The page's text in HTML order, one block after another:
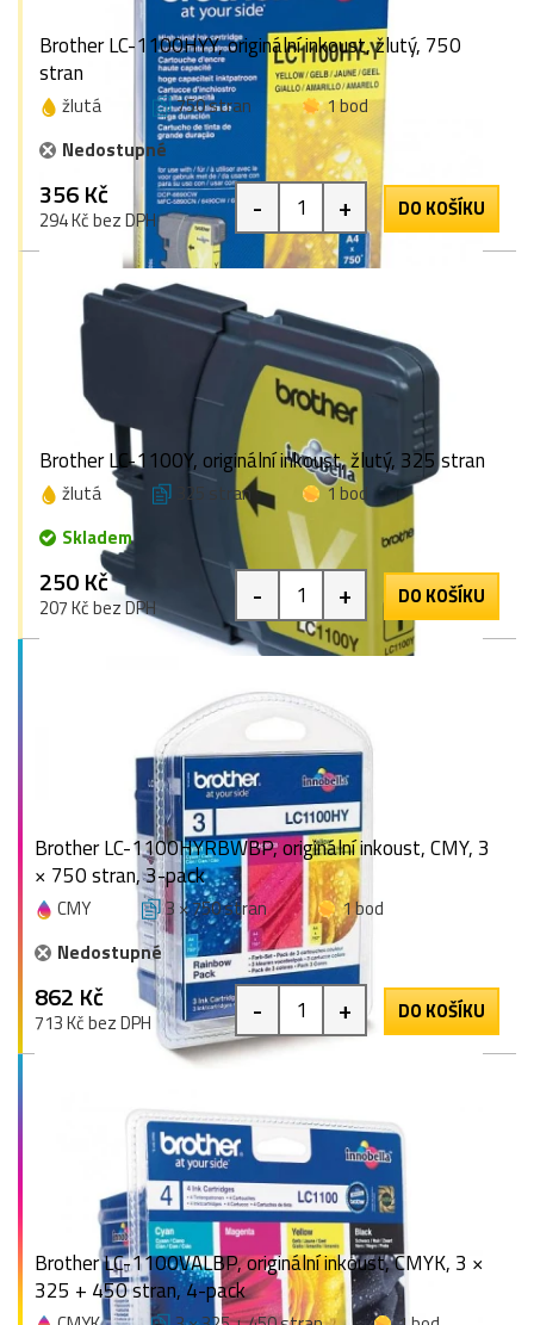
Brother LC-1100HYY, originální inkoust, žlutý, 750
stran
žlutá 750 stran
1 bod
Nedostupné
356 Kč
294 Kč bez DPH - + DO KOŠÍKU
Brother LC-1100Y, originální inkoust, žlutý, 325 stran
žlutá 325 stran
1 bod
Skladem
250 Kč
207 Kč bez DPH - + DO KOŠÍKU
Brother LC-1100HYRBWBP, originální inkoust, CMY, 3
× 750 stran, 3-pack
CMY 3 × 750 stran
1 bod
Nedostupné
862 Kč
713 Kč bez DPH - + DO KOŠÍKU
Brother LC-1100VALBP, originální inkoust, CMYK, 3 ×
325 + 450 stran, 4-pack